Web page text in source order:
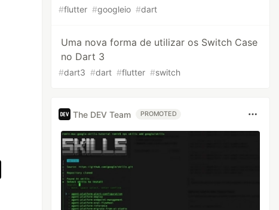
#flutter #googleio #dart
Uma nova forma de utilizar os Switch Case
no Dart 3
#dart3 #dart #flutter #switch
The DEV Team PROMOTED